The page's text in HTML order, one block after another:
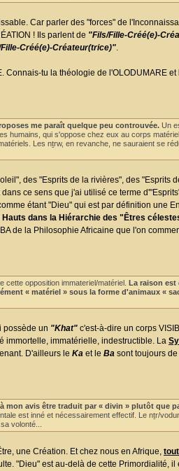
Car parler des "forces" de
! Ils parlent de "Fils/Fille-Créé(e)-
Créé(e)-Créateur(trice)".
tu la théologie de l'OLODUMARE
me paraît quelque peu controuvée. Un
humains, qui s'oppose chez eux au corps
Les nṯrw, en revanche, ne sauraient se
des "Esprits de la rivières", des "Esprits
ce sens que j'ai utilisé ce terme
étant "Dieu" qui est par définition une
dans la Hiérarchie des "Êtres
de la Philosophie Africaine que l'on
opposition immateriel/matériel. La raison est
« matériel » sous la forme d'animaux «
possède un "Khat" c'est-à-dire un corps
immortelle, immatérielle, indestructible. La
D'ailleurs le Ka et le Ba sont toujours
avis être traduit par « divin » plutôt que
est inné et nécessairement effectif. Le nṯr/
volonté...
une Création. Et chez nous en Afrique,
"Dieu" est au-delà de cette Primordialité,